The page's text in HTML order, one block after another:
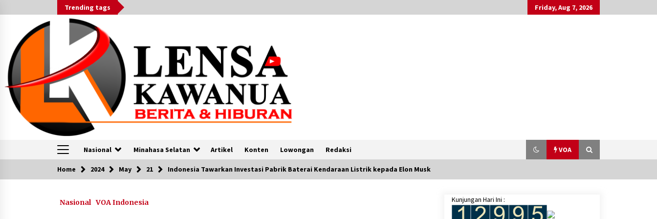
to
Trending tags Friday, Aug 7, 2026
Nasional Minahasa Selatan Artikel Konten Lowongan Redaksi VOA
VOA
KPU Serukan Politik Damai di Pemilu
Pemerintah akan Gandeng China
Tanam Padi di Kalteng
Home 2024 May 21 Indonesia Tawarkan Investasi Pabrik Baterai Kendaraan Listrik kepada Elon Musk
Nasional VOA Indonesia Kunjungan Hari Ini :